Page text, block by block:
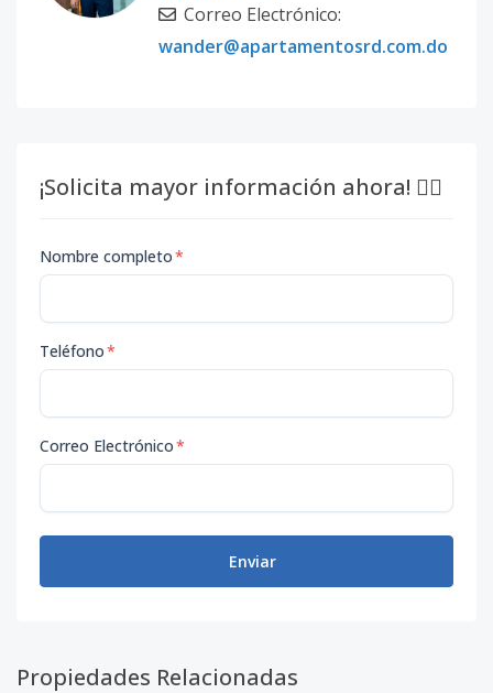
Correo Electrónico:
wander@apartamentosrd.com.do
¡Solicita mayor información ahora! 👇🏽
Nombre completo*
Teléfono*
Correo Electrónico*
Enviar
Propiedades Relacionadas